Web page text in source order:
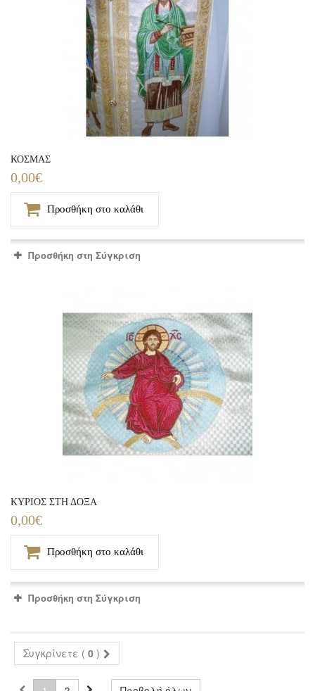
ΚΟΣΜΑΣ
0,00€
Προσθήκη στο καλάθι
Προσθήκη στη Σύγκριση
ΚΥΡΙΟΣ ΣΤΗ ΔΟΞΑ
0,00€
Προσθήκη στο καλάθι
Προσθήκη στη Σύγκριση
Συγκρίνετε ( 0 )